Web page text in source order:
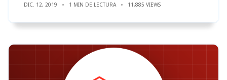
DIC. 12, 2019 1 MIN DE LECTURA 11,885 VIEWS